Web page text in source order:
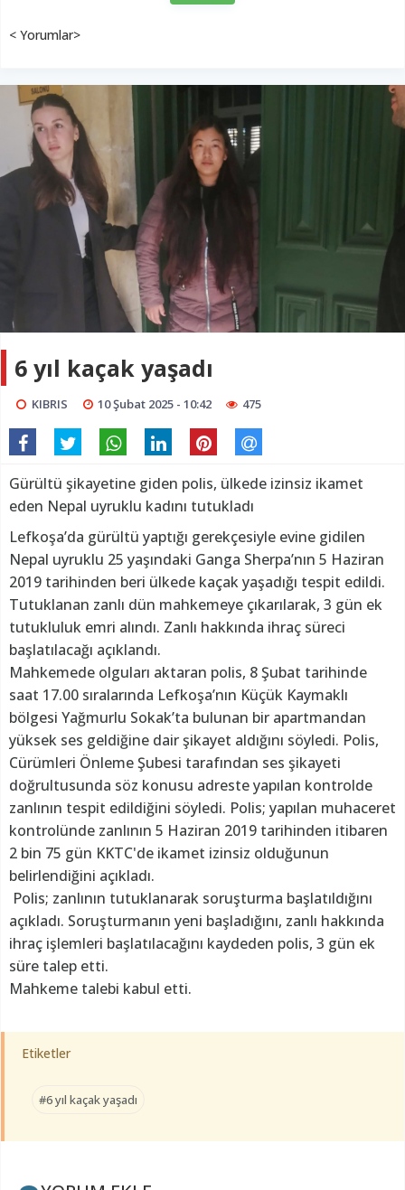
< Yorumlar>
6 yıl kaçak yaşadı
KIBRIS 10 Şubat 2025 - 10:42 475
Gürültü şikayetine giden polis, ülkede izinsiz ikamet
eden Nepal uyruklu kadını tutukladı
Lefkoşa’da gürültü yaptığı gerekçesiyle evine gidilen
Nepal uyruklu 25 yaşındaki Ganga Sherpa’nın 5 Haziran
2019 tarihinden beri ülkede kaçak yaşadığı tespit edildi.
Tutuklanan zanlı dün mahkemeye çıkarılarak, 3 gün ek
tutukluluk emri alındı. Zanlı hakkında ihraç süreci
başlatılacağı açıklandı.
Mahkemede olguları aktaran polis, 8 Şubat tarihinde
saat 17.00 sıralarında Lefkoşa’nın Küçük Kaymaklı
bölgesi Yağmurlu Sokak’ta bulunan bir apartmandan
yüksek ses geldiğine dair şikayet aldığını söyledi. Polis,
Cürümleri Önleme Şubesi tarafından ses şikayeti
doğrultusunda söz konusu adreste yapılan kontrolde
zanlının tespit edildiğini söyledi. Polis; yapılan muhaceret
kontrolünde zanlının 5 Haziran 2019 tarihinden itibaren
2 bin 75 gün KKTC'de ikamet izinsiz olduğunun
belirlendiğini açıkladı.
Polis; zanlının tutuklanarak soruşturma başlatıldığını
açıkladı. Soruşturmanın yeni başladığını, zanlı hakkında
ihraç işlemleri başlatılacağını kaydeden polis, 3 gün ek
süre talep etti.
Mahkeme talebi kabul etti.
Etiketler
#6 yıl kaçak yaşadı